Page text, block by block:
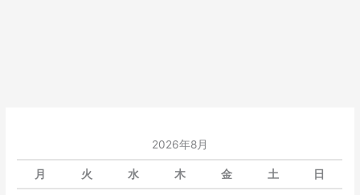
2026年8月
月 火 水 木 金 土 日